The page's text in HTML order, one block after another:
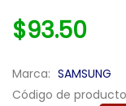
$93.50
Marca: SAMSUNG
Código de